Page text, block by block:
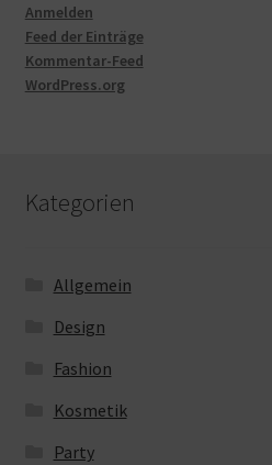
Anmelden
Feed der Einträge
Kommentar-Feed
WordPress.org
Kategorien
Allgemein
Design
Fashion
Kosmetik
Party